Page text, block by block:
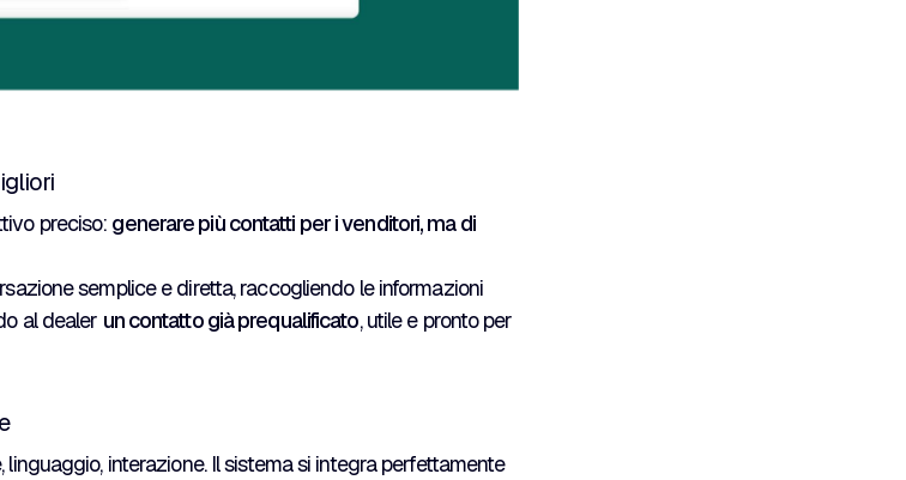
preciso: generare più contatti per i venditori, ma di
semplice e diretta, raccogliendo le informazioni
al dealer un contatto già prequalificato, utile e pronto per
interazione. Il sistema si integra perfettamente